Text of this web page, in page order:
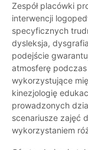
Zespół placówki
interwencji
specyficznych
dysleksja,
podejście
atmosferę
wykorzystujące
kinezjologię
prowadzonych
scenariusze zajęć
wykorzystaniem